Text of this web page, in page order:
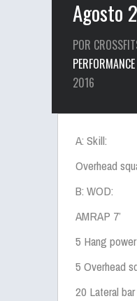
Agosto
POR
PERFORMANCE
2016
A: Skill:
Overhead
B: WOD:
AMRAP 7’
5 Hang
5 Overhead
20 Lateral